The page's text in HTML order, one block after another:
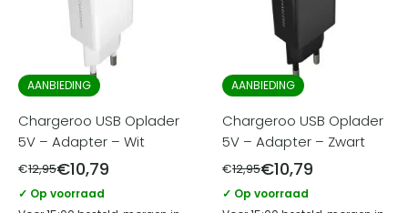
AANBIEDING
Chargeroo USB Oplader
5V – Adapter – Wit
€12,95€10,79
✓ Op voorraad
AANBIEDING
Chargeroo USB Oplader
5V – Adapter – Zwart
€12,95€10,79
✓ Op voorraad